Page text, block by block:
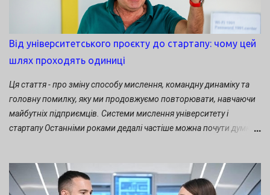
Від університетського проєкту до стартапу: чому цей
шлях проходять одиниці
Ця стаття - про зміну способу мислення, командну динаміку та
головну помилку, яку ми продовжуємо повторювати, навчаючи
майбутніх підприємців. Системи мислення університету і
стартапу Останніми роками дедалі частіше можна почути думку,
Університет і не повинен створювати стартапи. Його місія
значно ширша й фундаментальніша: створювати нові знання,